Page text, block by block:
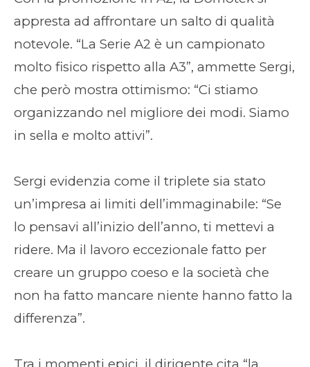
appresta ad affrontare un salto di qualità
notevole. “La Serie A2 è un campionato
molto fisico rispetto alla A3”, ammette Sergi,
che però mostra ottimismo: “Ci stiamo
organizzando nel migliore dei modi. Siamo
in sella e molto attivi”.
Sergi evidenzia come il triplete sia stato
un’impresa ai limiti dell’immaginabile: “Se
lo pensavi all’inizio dell’anno, ti mettevi a
ridere. Ma il lavoro eccezionale fatto per
creare un gruppo coeso e la società che
non ha fatto mancare niente hanno fatto la
differenza”.